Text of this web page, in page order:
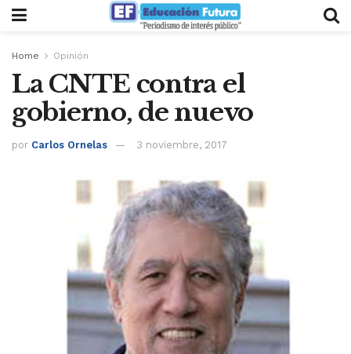
Home Opinión
La CNTE contra el
gobierno, de nuevo
por Carlos Ornelas 3 noviembre, 2017